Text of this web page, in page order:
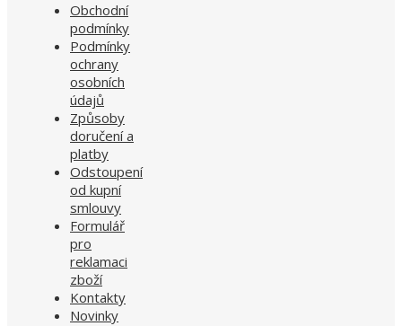
Obchodní
podmínky
Podmínky
ochrany
osobních
údajů
Způsoby
doručení a
platby
Odstoupení
od kupní
smlouvy
Formulář
pro
reklamaci
zboží
Kontakty
Novinky